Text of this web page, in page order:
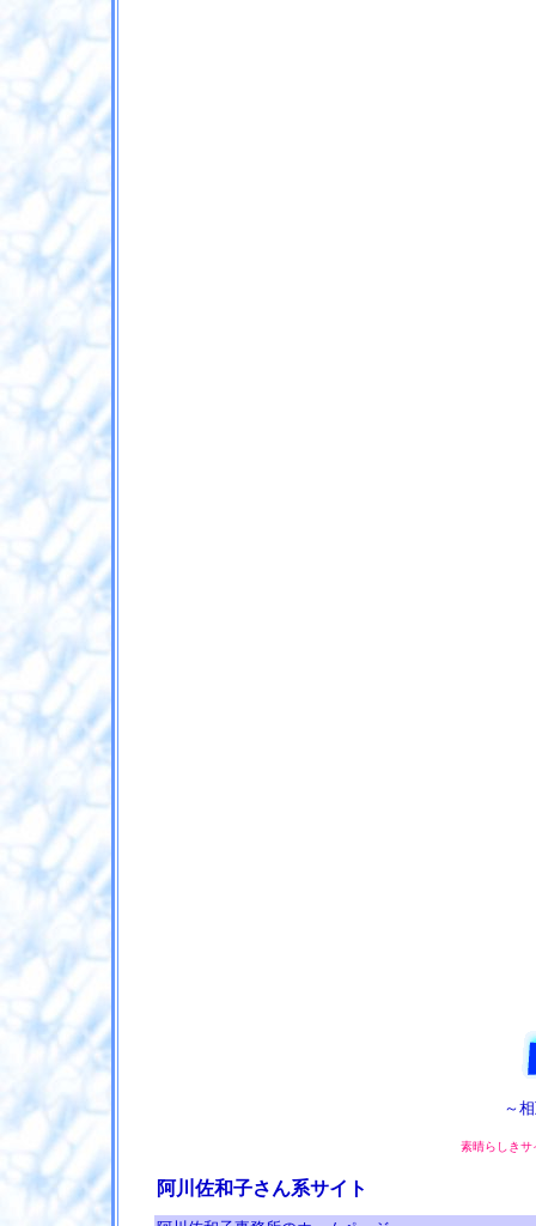
～
素晴らしきサ
阿川佐和子さん系サイト